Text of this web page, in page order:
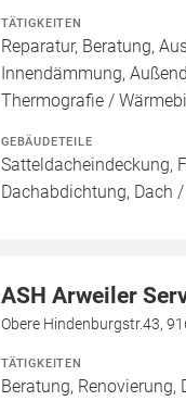
TÄTIGKEITEN
Reparatur, Beratung,
Innendämmung,
Thermografie /
GEBÄUDETEILE
Satteldacheindeckung,
Dachabdichtung, Dach
ASH Arweiler
Obere Hindenburgstr.43,
TÄTIGKEITEN
Beratung, Renovierung,